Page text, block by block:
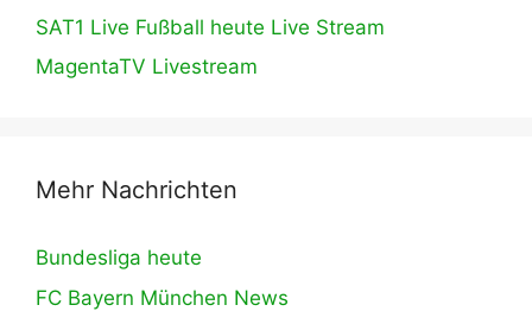
SAT1 Live Fußball heute Live Stream
MagentaTV Livestream
Mehr Nachrichten
Bundesliga heute
FC Bayern München News